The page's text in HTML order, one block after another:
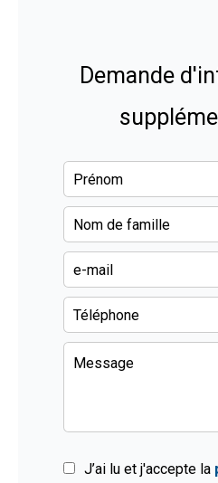
Demande
J’ai lu et j'accepte la